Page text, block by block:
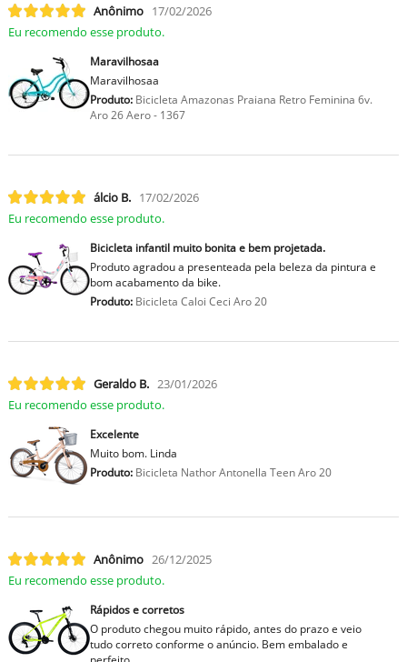
Anônimo 17/02/2026
Eu recomendo esse produto.
Maravilhosaa
Maravilhosaa
Produto:Bicicleta Amazonas Praiana Retro Feminina 6v.
Aro 26 Aero - 1367
lcio B. 17/02/2026
Eu recomendo esse produto.
Bicicleta infantil muito bonita e bem projetada.
Produto agradou a presenteada pela beleza da pintura e
bom acabamento da bike.
Produto:Bicicleta Caloi Ceci Aro 20
Geraldo B. 23/01/2026
Eu recomendo esse produto.
Excelente
Muito bom. Linda
Produto:Bicicleta Nathor Antonella Teen Aro 20
Anônimo 26/12/2025
Eu recomendo esse produto.
Rápidos e corretos
O produto chegou muito rápido, antes do prazo e veio
tudo correto conforme o anúncio. Bem embalado e